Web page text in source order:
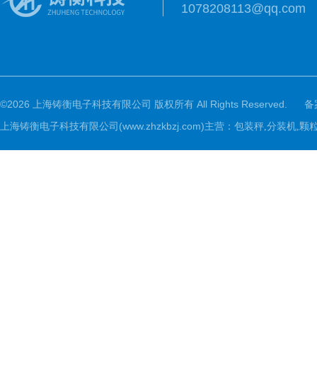
1078208113@qq.com
©2026 上海铸衡电子科技有限公司 版权所有 All Rights Reserved.
备
上海铸衡电子科技有限公司(www.zhzkbzj.com)主营： 包装秤,分装机,颗